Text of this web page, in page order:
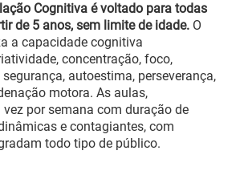
Cognitiva é voltado para todas
de 5 anos, sem limite de idade. O
a capacidade cognitiva
concentração, foco,
autoestima, perseverança,
motora. As aulas,
por semana com duração de
e contagiantes, com
todo tipo de público.